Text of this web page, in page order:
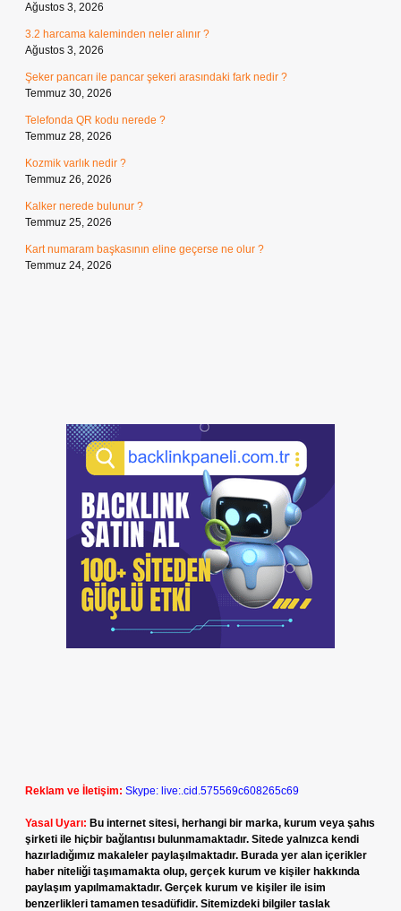
Ağustos 3, 2026
3.2 harcama kaleminden neler alınır ?
Ağustos 3, 2026
Şeker pancarı ile pancar şekeri arasındaki fark nedir ?
Temmuz 30, 2026
Telefonda QR kodu nerede ?
Temmuz 28, 2026
Kozmik varlık nedir ?
Temmuz 26, 2026
Kalker nerede bulunur ?
Temmuz 25, 2026
Kart numaram başkasının eline geçerse ne olur ?
Temmuz 24, 2026
Reklam ve İletişim: Skype: live:.cid.575569c608265c69
Yasal Uyarı: Bu internet sitesi, herhangi bir marka, kurum veya şahıs
şirketi ile hiçbir bağlantısı bulunmamaktadır. Sitede yalnızca kendi
hazırladığımız makaleler paylaşılmaktadır. Burada yer alan içerikler
haber niteliği taşımamakta olup, gerçek kurum ve kişiler hakkında
paylaşım yapılmamaktadır. Gerçek kurum ve kişiler ile isim
benzerlikleri tamamen tesadüfidir. Sitemizdeki bilgiler taslak